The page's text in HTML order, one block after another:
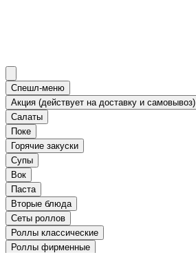
Спешл-меню
Акция (действует на доставку и самовывоз)
Салаты
Поке
Горячие закуски
Супы
Вок
Паста
Вторые блюда
Сеты роллов
Роллы классические
Роллы фирменные